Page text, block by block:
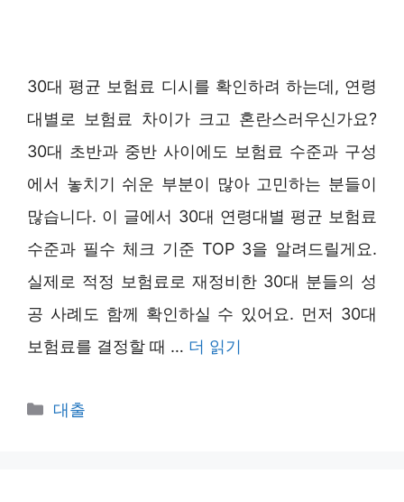
30대 평균 보험료 디시를 확인하려 하는데, 연령
대별로 보험료 차이가 크고 혼란스러우신가요?
30대 초반과 중반 사이에도 보험료 수준과 구성
에서 놓치기 쉬운 부분이 많아 고민하는 분들이
많습니다. 이 글에서 30대 연령대별 평균 보험료
수준과 필수 체크 기준 TOP 3을 알려드릴게요.
실제로 적정 보험료로 재정비한 30대 분들의 성
공 사례도 함께 확인하실 수 있어요. 먼저 30대
보험료를 결정할 때 … 더 읽기
카
대출